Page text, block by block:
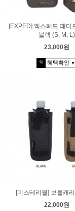
[EXPED] 엑스페드 패디
블랙 (S, M, L)
23,000원
% 혜택확인 ▼
[미스테리월] 보틀캐
22,000원